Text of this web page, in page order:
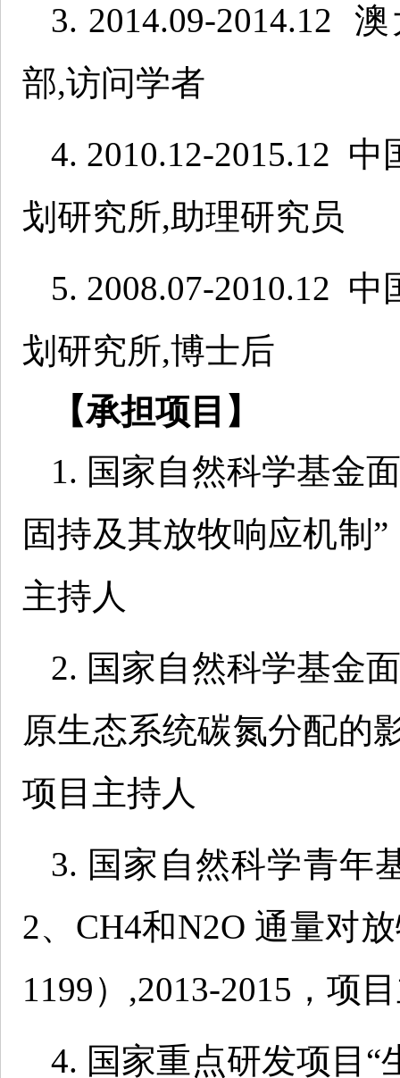
3. 2014.09-2014.12
部,访问学者
4. 2010.12-2015.12
划研究所,助理研究员
5. 2008.07-2010.12
划研究所,博士后
【承担项目】
1. 国家自然科学基金
固持及其放牧响应机制”
主持人
2. 国家自然科学基金
原生态系统碳氮分配的
项目主持人
3. 国家自然科学青年
2、CH4和N2O 通量对
1199）,2013-2015，项
4. 国家重点研发项目